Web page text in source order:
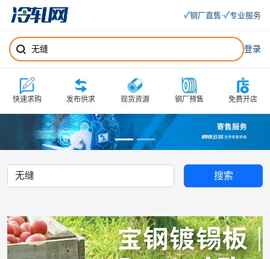
✓钢厂直售·✓专业服务
登录
快速求购 发布供求 现货资源 钢厂预售 免费开店
搜索